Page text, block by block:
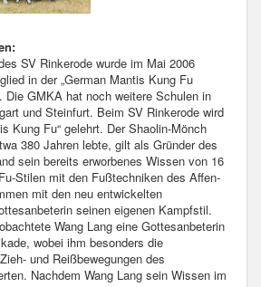
SV Rinkerode wurde im Mai 2006
in der „German Mantis Kung Fu
Die GMKA hat noch weitere Schulen in
und Steinfurt. Beim SV Rinkerode wird
Kung Fu“ gelehrt. Der Shaolin-Mönch
380 Jahren lebte, gilt als Gründer des
sein bereits erworbenes Wissen von 16
Stilen mit den Fußtechniken des Affen-
mit den neu entwickelten
seinen eigenen Kampfstil.
Wang Lang eine Gottesanbeterin
wobei ihm besonders die
und Reißbewegungen des
Nachdem Wang Lang sein Wissen im